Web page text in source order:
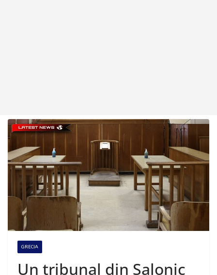
GRECIA
Un tribunal din Salonic